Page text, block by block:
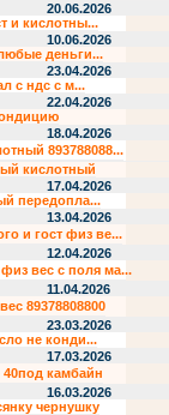
20.06.2026
и кислотны...
10.06.2026
деньги...
23.04.2026
с ндс с м...
22.04.2026
18.04.2026
893788088...
кислотный
17.04.2026
передопла...
13.04.2026
и гост физ ве...
12.04.2026
вес с поля ма...
11.04.2026
89378808800
23.03.2026
не конди...
17.03.2026
камбайн
16.03.2026
чернушку